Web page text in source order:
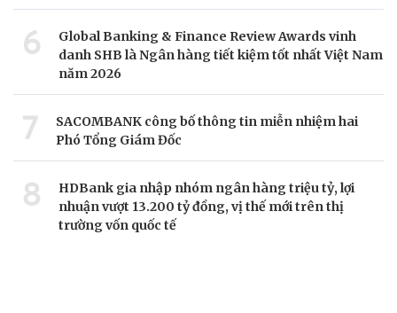
6
Global Banking & Finance Review Awards vinh
danh SHB là Ngân hàng tiết kiệm tốt nhất Việt Nam
năm 2026
7
SACOMBANK công bố thông tin miễn nhiệm hai
Phó Tổng Giám Đốc
8
HDBank gia nhập nhóm ngân hàng triệu tỷ, lợi
nhuận vượt 13.200 tỷ đồng, vị thế mới trên thị
trường vốn quốc tế